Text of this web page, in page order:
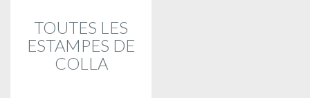
TOUTES LES
ESTAMPES DE
COLLA